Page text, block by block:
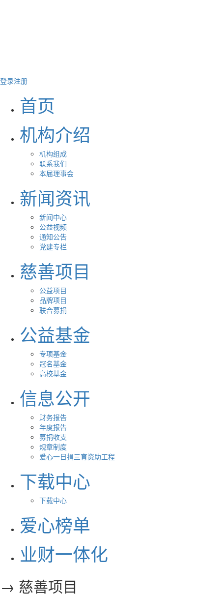
登录注册
首页
机构介绍
机构组成
联系我们
本届理事会
新闻资讯
新闻中心
公益视频
通知公告
党建专栏
慈善项目
公益项目
品牌项目
联合募捐
公益基金
专项基金
冠名基金
高校基金
信息公开
财务报告
年度报告
募捐收支
规章制度
爱心一日捐三育资助工程
下载中心
下载中心
爱心榜单
业财一体化
→ 慈善项目